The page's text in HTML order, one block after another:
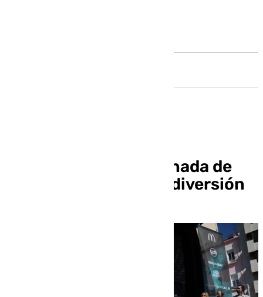
Kart Royale llena Granada de
adrenalina, música y diversión